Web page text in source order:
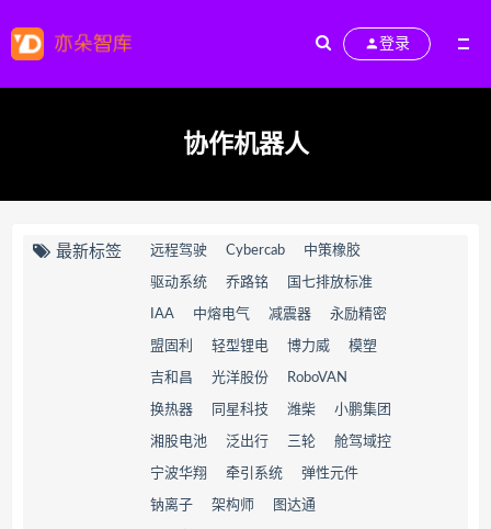
登录
协作机器人
最新标签 远程驾驶 Cybercab 中策橡胶
驱动系统 乔路铭 国七排放标准
IAA 中熔电气 减震器 永励精密
盟固利 轻型锂电 博力威 模塑
吉和昌 光洋股份 RoboVAN
换热器 同星科技 潍柴 小鹏集团
湘股电池 泛出行 三轮 舱驾域控
宁波华翔 牵引系统 弹性元件
钠离子 架构师 图达通